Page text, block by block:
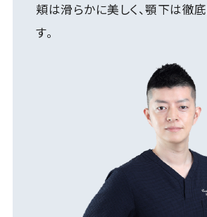
頬は滑らかに美しく、顎下は徹
す。